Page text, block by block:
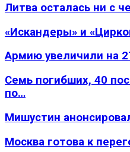
Литва осталась ни с
«Искандеры» и
Армию увеличили на
Семь погибших, 40
по…
Мишустин
Москва готова к